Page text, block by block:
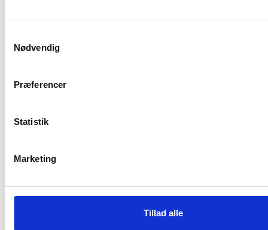
Nødvendig
Præferencer
Statistik
Marketing
Tillad alle
Kontrakt privat pasningsordning
Kontakt os